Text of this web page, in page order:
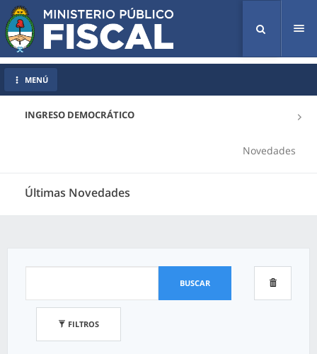
INGRESO DEMOCRÁTICO
Novedades
Últimas Novedades
MENÚ
BUSCAR
FILTROS